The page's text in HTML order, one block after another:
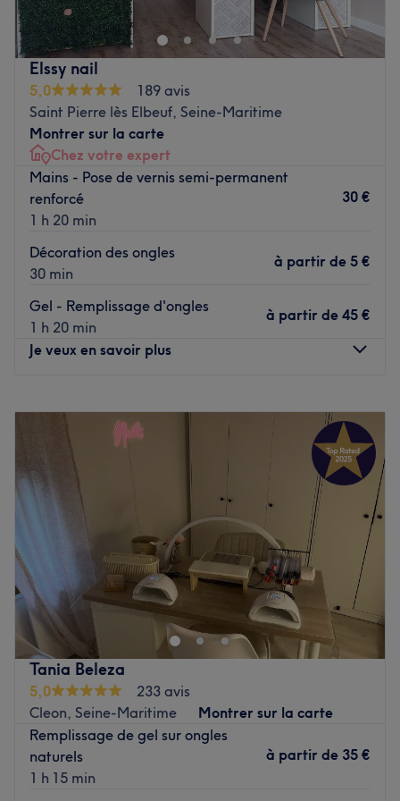
capillaires. Dirigé par Isaac, ce salon offre des
traitements personnalisés et professionnels pour sublimer
votre apparence.
L’équipe
Isaac, expert en coiffure et soins de barbe, offre des soins
personnalisés et professionnels adaptés aux besoins de
chaque client.
Nos coups de cœur :
L’atmosphère : un espace convivial, accueillant et
chaleureux qui assure une expérience de beauté
agréable et relaxante.
Les spécialités de l’établissement : les coupes, les soins
Elssy nail
5,0
189 avis
Saint Pierre lès Elbeuf, Seine-Maritime
Montrer sur la carte
Chez votre expert
Mains - Pose de vernis semi-permanent
renforcé
1 h 20 min
30 €
Décoration des ongles
30 min
à partir de 5 €
Gel - Remplissage d'ongles
1 h 20 min
à partir de 45 €
Je veux en savoir plus
17:30
Mercredi
17:30
09:00 –17:30
Vendredi
17:30
Samedi
Fermé
Dimanche
Fermé
Bienvenue chez Elssy nail, un espace d'onglerie installé
dans la commune de Saint-Pierre-lès-Elbeuf, à quelques
kilomètres de Rouen. Ici, on découvre un cadre
confortable et chaleureux au sein d'une pièce dédiée, au
domicile de Sybille. N'hésitez pas à vous rendre chez
Elssy nail pour prendre soin de vos ongles lors d'un
moment de détente. Au programme : des poses de vernis
semi-permanent, des beautés des pieds, et bien plus
encore !
L’équipe :
Tania Beleza
5,0
233 avis
Cleon, Seine-Maritime
Montrer sur la carte
Remplissage de gel sur ongles
naturels
1 h 15 min
à partir de 35 €